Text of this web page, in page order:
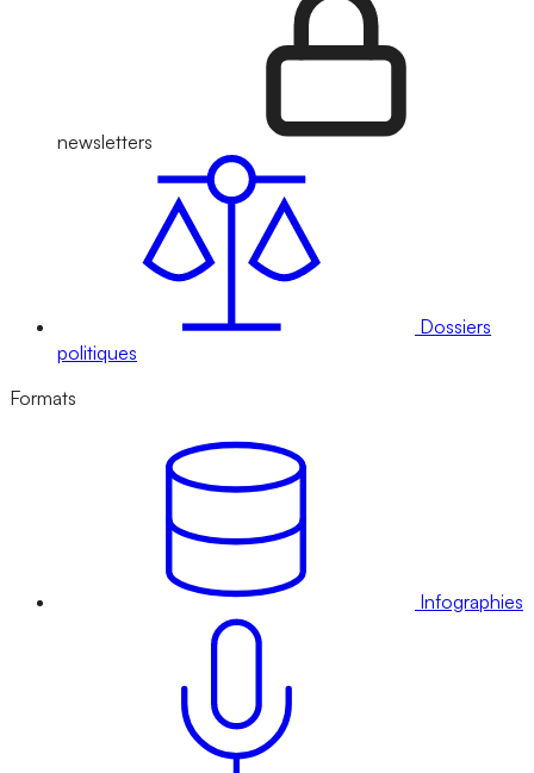
newsletters
Dossiers
politiques
Formats
Infographies